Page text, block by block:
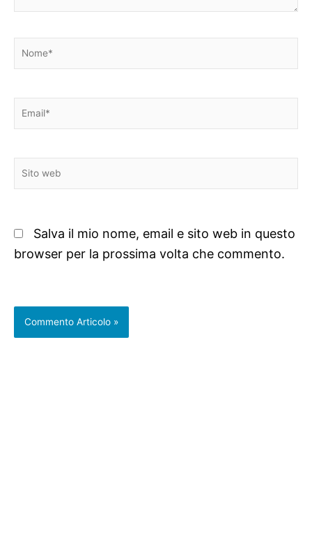
Nome*
Email*
Sito
web
Salva il mio nome, email e sito web in questo
browser per la prossima volta che commento.